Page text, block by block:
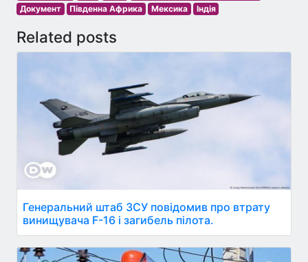
Документ
Південна Африка Мексика Індія
Related posts
Генеральний штаб ЗСУ повідомив про втрату
винищувача F-16 і загибель пілота.